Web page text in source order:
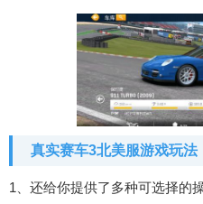
真实赛车3北美服游戏玩法
1、还给你提供了多种可选择的